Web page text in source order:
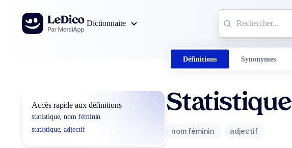
Aller au contenu
Dictionnaire
Définitions Synonymes
Accès rapide aux définitions
statistique, nom féminin
statistique, adjectif
Statistique
nom féminin adjectif